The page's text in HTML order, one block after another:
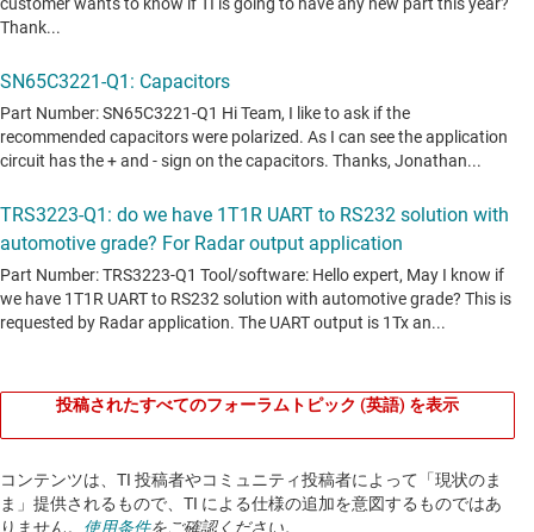
投稿されたすべてのフォーラムトピック (英語) を表示
コンテンツは、TI 投稿者やコミュニティ投稿者によって「現状のま
ま」提供されるもので、TI による仕様の追加を意図するものではあ
りません。 使用条件をご確認ください。